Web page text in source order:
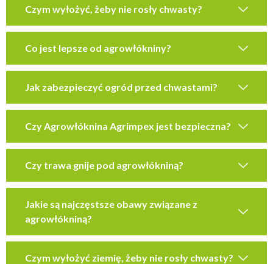
Czym wyłożyć, żeby nie rosły chwasty?
Co jest lepsze od agrowłókniny?
Jak zabezpieczyć ogród przed chwastami?
Czy Agrowłóknina Agrimpex jest bezpieczna?
Czy trawa gnije pod agrowłókniną?
Jakie są najczęstsze obawy związane z
agrowłókniną?
Czym wyłożyć ziemię, żeby nie rosły chwasty?